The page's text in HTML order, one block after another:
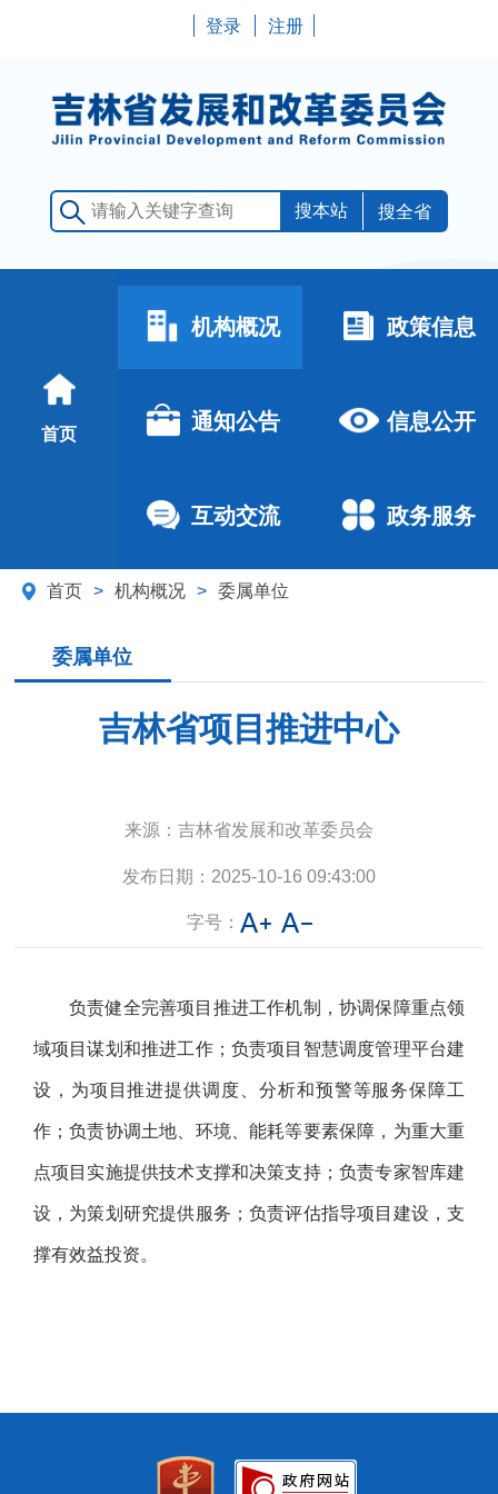
登录 注册
搜全省
首页
机构概况 政策信息
通知公告 信息公开
互动交流 政务服务
首页 > 机构概况 > 委属单位
委属单位
吉林省项目推进中心
来源： 吉林省发展和改革委员会
发布日期： 2025-10-16 09:43:00
字号：
负责健全完善项目推进工作机制，协调保障重点领
域项目谋划和推进工作；负责项目智慧调度管理平台建
设，为项目推进提供调度、分析和预警等服务保障工
作；负责协调土地、环境、能耗等要素保障，为重大重
点项目实施提供技术支撑和决策支持；负责专家智库建
设，为策划研究提供服务；负责评估指导项目建设，支
撑有效益投资。